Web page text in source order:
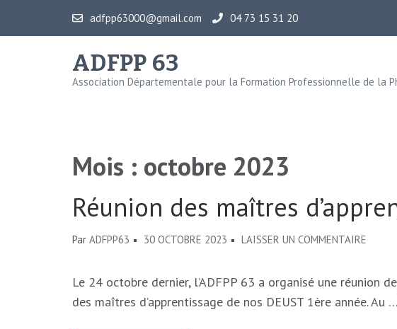
adfpp63000@gmail.com 04 73 15 31 20
ADFPP 63
Association Départementale pour la Formation Professionnelle de la
Mois : octobre 2023
Réunion des maîtres
Par ADFPP63 30 OCTOBRE 2023 LAISSER UN COMMENTAIRE
DES
Le 24 octobre dernier, l’ADFPP 63 a organisé une réunion
des maîtres d’apprentissage de nos DEUST 1ère année. Au …